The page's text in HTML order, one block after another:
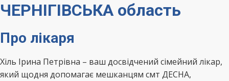
ЧЕРНІГІВСЬКА область
Про лікаря
Хіль Ірина Петрівна – ваш досвідчений сімейний лікар,
який щодня допомагає мешканцям смт ДЕСНА,